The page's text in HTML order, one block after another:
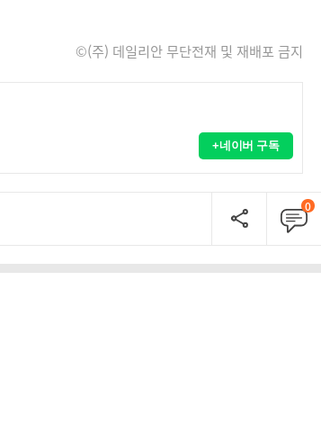
©(주) 데일리안 무단전재 및 재배포 금지
+네이버 구독
0